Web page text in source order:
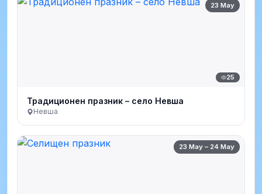
23 May
25
Традиционен празник – село Невша
Невша
23 May – 24 May